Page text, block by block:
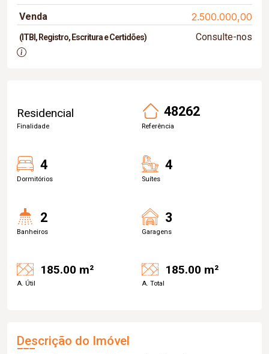
Venda 2.500.000,00
(ITBI, Registro, Escritura e Certidões) Consulte-nos
Residencial
Finalidade
48262
Referência
4
Dormitórios
4
Suítes
2
Banheiros
3
Garagens
185.00 m²
A. Útil
185.00 m²
A. Total
Descrição do Imóvel